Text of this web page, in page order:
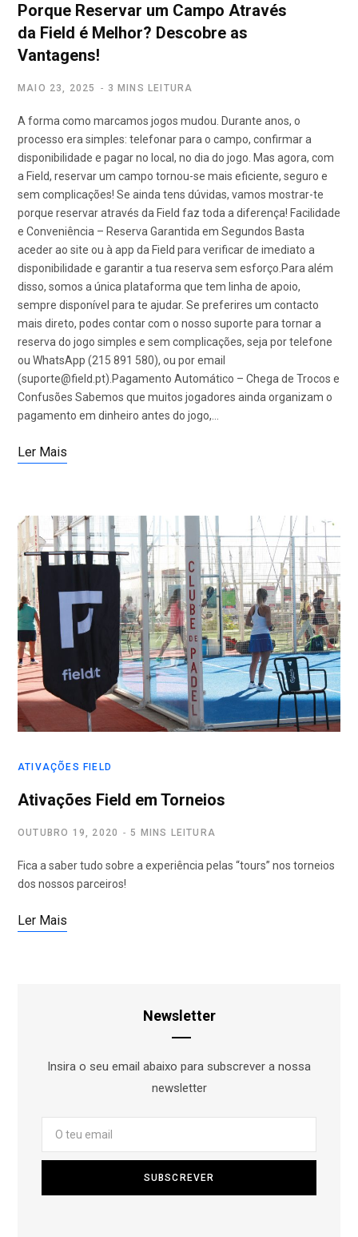
Porque Reservar um Campo Através
da Field é Melhor? Descobre as
Vantagens!
MAIO 23, 2025 3 MINS LEITURA
A forma como marcamos jogos mudou. Durante anos, o
processo era simples: telefonar para o campo, confirmar a
disponibilidade e pagar no local, no dia do jogo. Mas agora, com
a Field, reservar um campo tornou-se mais eficiente, seguro e
sem complicações! Se ainda tens dúvidas, vamos mostrar-te
porque reservar através da Field faz toda a diferença! Facilidade
e Conveniência – Reserva Garantida em Segundos Basta
aceder ao site ou à app da Field para verificar de imediato a
disponibilidade e garantir a tua reserva sem esforço.Para além
disso, somos a única plataforma que tem linha de apoio,
sempre disponível para te ajudar. Se preferires um contacto
mais direto, podes contar com o nosso suporte para tornar a
reserva do jogo simples e sem complicações, seja por telefone
ou WhatsApp (215 891 580), ou por email
(suporte@field.pt).Pagamento Automático – Chega de Trocos e
Confusões Sabemos que muitos jogadores ainda organizam o
pagamento em dinheiro antes do jogo,…
Ler Mais
ATIVAÇÕES FIELD
Ativações Field em Torneios
OUTUBRO 19, 2020 5 MINS LEITURA
Fica a saber tudo sobre a experiência pelas “tours” nos torneios
dos nossos parceiros!
Ler Mais
Newsletter
Insira o seu email abaixo para subscrever a nossa
newsletter